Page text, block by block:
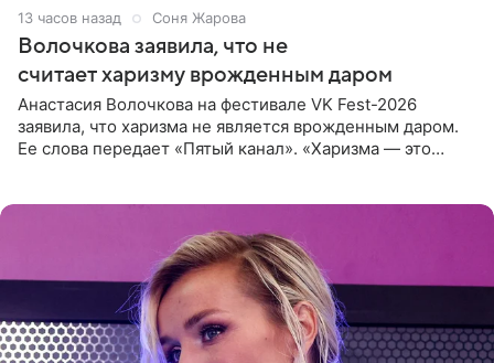
13 часов назад Соня Жарова
Волочкова заявила, что не
считает харизму врожденным даром
Анастасия Волочкова на фестивале VK Fest-2026
заявила, что харизма не является врожденным даром.
Ее слова передает «Пятый канал». «Харизма — это